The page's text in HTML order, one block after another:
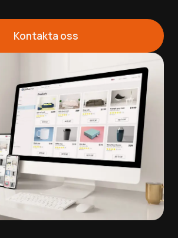
Kontakta oss